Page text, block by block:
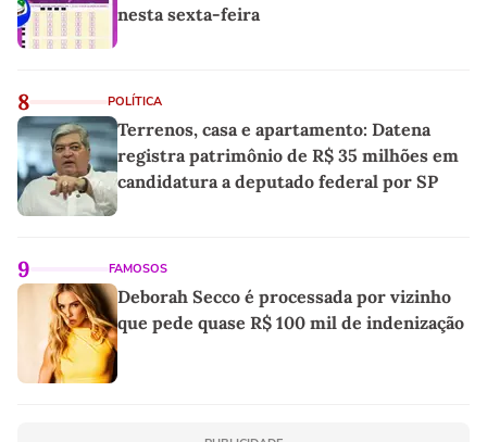
nesta sexta-feira
8 POLÍTICA
Terrenos, casa e apartamento: Datena
registra patrimônio de R$ 35 milhões em
candidatura a deputado federal por SP
9 FAMOSOS
Deborah Secco é processada por vizinho
que pede quase R$ 100 mil de indenização